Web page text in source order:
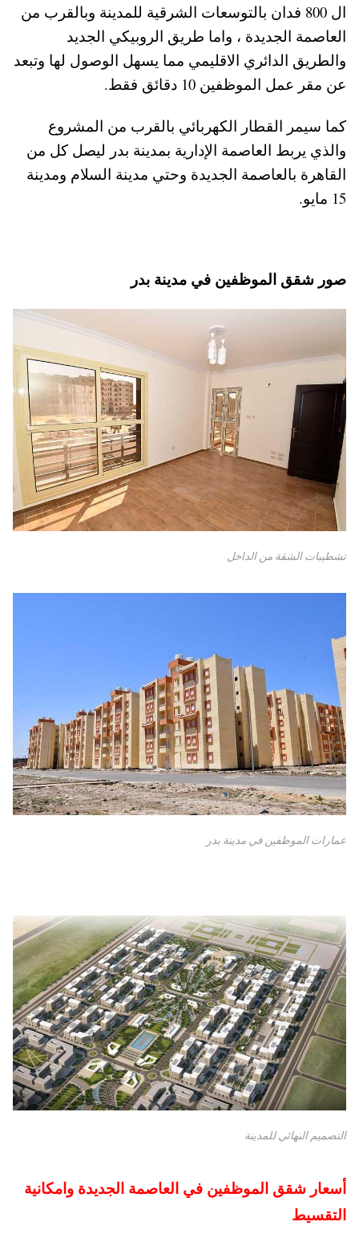
ال 800 فدان بالتوسعات الشرقية للمدينة وبالقرب من
العاصمة الجديدة ، واما طريق الروبيكي الجديد
والطريق الدائري الاقليمي مما يسهل الوصول لها وتبعد
عن مقر عمل الموظفين 10 دقائق فقط.
كما سيمر القطار الكهربائي بالقرب من المشروع
والذي يربط العاصمة الإدارية بمدينة بدر ليصل كل من
القاهرة بالعاصمة الجديدة وحتي مدينة السلام ومدينة
15 مايو.
صور شقق الموظفين في مدينة بدر
تشطيبات الشقة من الداخل
عمارات الموظفين في مدينة بدر
التصميم النهائي للمدينة
أسعار شقق الموظفين في العاصمة الجديدة وامكانية
التقسيط